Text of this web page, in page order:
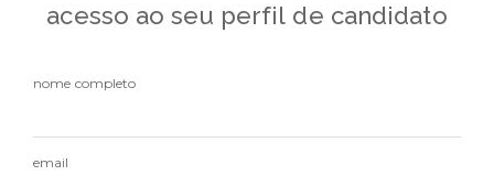
acesso ao seu perfil de candidato
nome completo
email